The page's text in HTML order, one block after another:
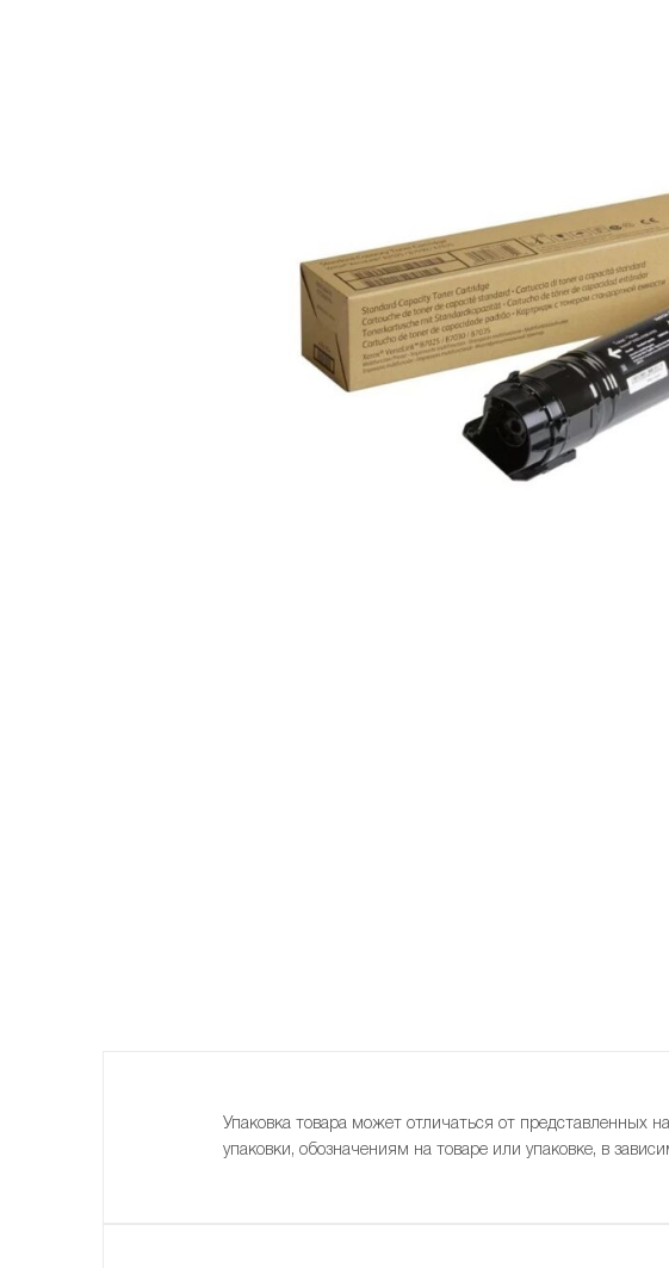
Упаковка товара может отличаться от представленных
упаковки, обозначениям на товаре или упаковке, в